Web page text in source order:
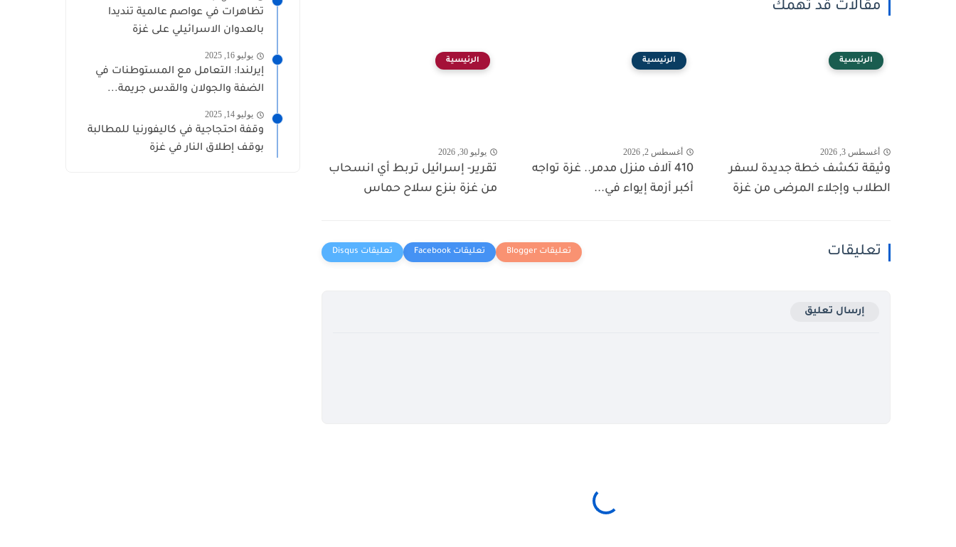
مقالات قد تهمك
الرئيسية
أغسطس 3, 2026
وثيقة تكشف خطة جديدة لسفر
الطلاب وإجلاء المرضى من غزة
الرئيسية
أغسطس 2, 2026
410 آلاف منزل مدمر.. غزة تواجه
أكبر أزمة إيواء في...
الرئيسية
يوليو 30, 2026
تقرير- إسرائيل تربط أي انسحاب
من غزة بنزع سلاح حماس
تعليقات
إرسال تعليق
تظاهرات في عواصم عالمية تنديدا
بالعدوان الاسرائيلي على غزة
يوليو 16, 2025
إيرلندا: التعامل مع المستوطنات في
الضفة والجولان والقدس جريمة...
يوليو 14, 2025
وقفة احتجاجية في كاليفورنيا للمطالبة
بوقف إطلاق النار في غزة